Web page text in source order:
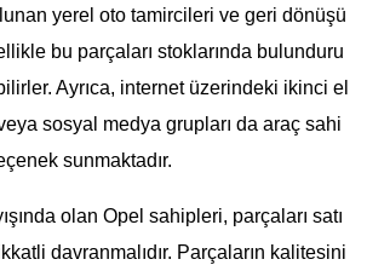
yerel oto tamircileri ve geri dönüşü
bu parçaları stoklarında bulunduru
Ayrıca, internet üzerindeki ikinci el
sosyal medya grupları da araç sahi
sunmaktadır.
olan Opel sahipleri, parçaları satı
davranmalıdır. Parçaların kalitesini